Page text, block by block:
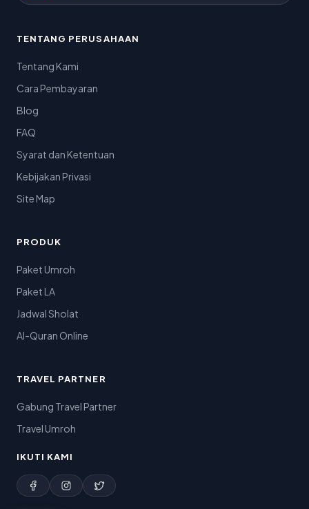
TENTANG PERUSAHAAN
Tentang Kami
Cara Pembayaran
Blog
FAQ
Syarat dan Ketentuan
Kebijakan Privasi
Site Map
PRODUK
Paket Umroh
Paket LA
Jadwal Sholat
Al-Quran Online
TRAVEL PARTNER
Gabung Travel Partner
Travel Umroh
IKUTI KAMI